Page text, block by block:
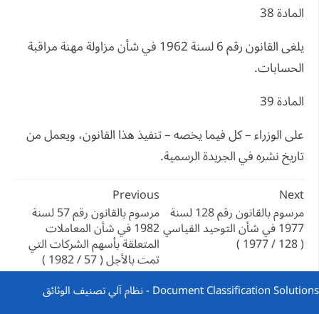
المادة 38
يلغى القانون رقم 6 لسنة 1962 في شأن مزاولة مهنة مراقبة
الحسابات.
المادة 39
على الوزراء – كل فيما يخصه – تنفيذ هذا القانون، ويعمل من
تاريخ نشره في الجريدة الرسمية.
تصفّح
المقالات
Previous
مرسوم بالقانون رقم 57 لسنة
1982 في شأن المعاملات
المتعلقة بأسهم الشركات التي
تمت بالأجل ( 57 / 1982 )
Next
مرسوم بالقانون رقم 128 لسنة
1977 في شأن التوحيد القياسي
( 128 / 1977 )
Document Classification Solutions - نظام آلي تصنيف الوثائق